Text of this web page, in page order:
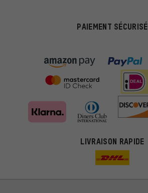
PAIEMENT SÉCURISÉ
LIVRAISON RAPIDE